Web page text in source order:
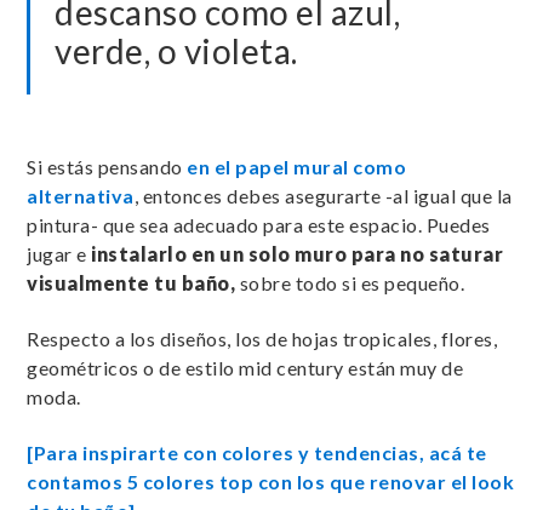
descanso como el azul,
verde, o violeta.
Si estás pensando en el papel mural como
alternativa , entonces debes asegurarte -al igual que la
pintura- que sea adecuado para este espacio. Puedes
jugar e instalarlo en un solo muro para no saturar
visualmente tu baño, sobre todo si es pequeño.
Respecto a los diseños, los de hojas tropicales, flores,
geométricos o de estilo mid century están muy de
moda.
[Para inspirarte con colores y tendencias, acá te
contamos 5 colores top con los que renovar el look